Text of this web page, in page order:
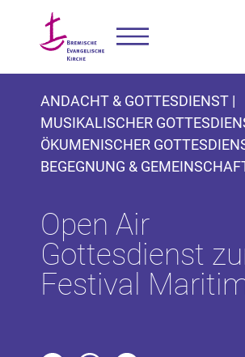
ANDACHT & GOTTESDIENST |
MUSIKALISCHER
ÖKUMENISCHER
BEGEGNUNG &
Open Air
Gottesdienst
Festival